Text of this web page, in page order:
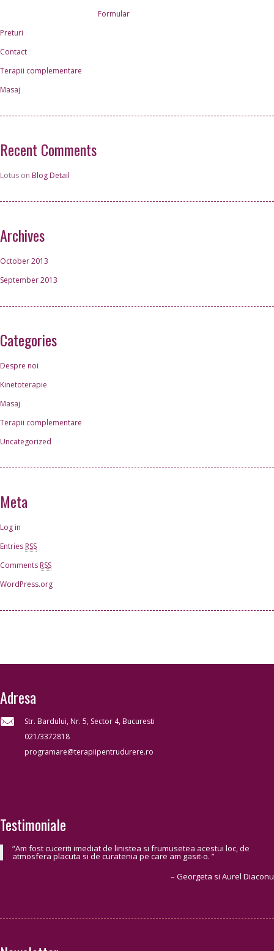
Formular
Preturi
Contact
Terapii complementare
Masaj
Recent Comments
Lotus on Blog Detail
Archives
October 2013
September 2013
Categories
Despre noi
Kinetoterapie
Masaj
Terapii complementare
Uncategorized
Meta
Log in
Entries RSS
Comments RSS
WordPress.org
Adresa
Str. Bardului, Nr. 5, Sector 4, Bucuresti
021/3372818
programare@terapiipentrudurere.ro
Testimoniale
Am fost cuceriti imediat de linistea si frumusetea acestui loc, de
atmosfera placuta si de curatenia pe care am gasit-o.
Georgeta si Aurel Diaconu